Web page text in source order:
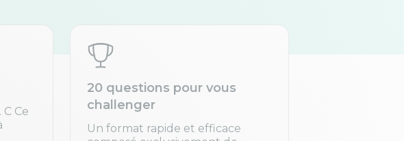
Ce
20 questions pour vous
challenger
Un format rapide et efficace